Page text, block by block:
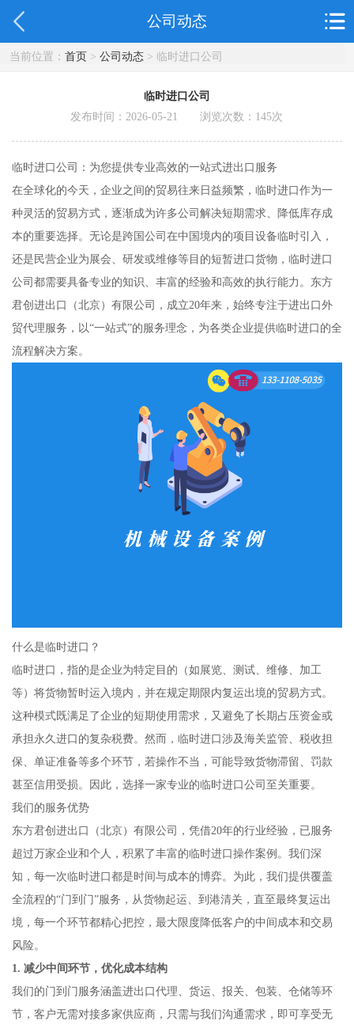
公司动态
当前位置： 首页> 公司动态> 临时进口公司
临时进口公司
发布时间：2026-05-21 浏览次数： 145次
临时进口公司：为您提供专业高效的一站式进出口服务
在全球化的今天，企业之间的贸易往来日益频繁，临时进口作为一
种灵活的贸易方式，逐渐成为许多公司解决短期需求、降低库存成
本的重要选择。无论是跨国公司在中国境内的项目设备临时引入，
还是民营企业为展会、研发或维修等目的短暂进口货物，临时进口
公司都需要具备专业的知识、丰富的经验和高效的执行能力。东方
君创进出口（北京）有限公司，成立20年来，始终专注于进出口外
贸代理服务，以“一站式”的服务理念，为各类企业提供临时进口的全
流程解决方案。
什么是临时进口？
临时进口，指的是企业为特定目的（如展览、测试、维修、加工
等）将货物暂时运入境内，并在规定期限内复运出境的贸易方式。
这种模式既满足了企业的短期使用需求，又避免了长期占压资金或
承担永久进口的复杂税费。然而，临时进口涉及海关监管、税收担
保、单证准备等多个环节，若操作不当，可能导致货物滞留、罚款
甚至信用受损。因此，选择一家专业的临时进口公司至关重要。
我们的服务优势
东方君创进出口（北京）有限公司，凭借20年的行业经验，已服务
超过万家企业和个人，积累了丰富的临时进口操作案例。我们深
知，每一次临时进口都是时间与成本的博弈。为此，我们提供覆盖
全流程的“门到门”服务，从货物起运、到港清关，直至最终复运出
境，每一个环节都精心把控，最大限度降低客户的中间成本和交易
风险。
1. 减少中间环节，优化成本结构
我们的门到门服务涵盖进出口代理、货运、报关、包装、仓储等环
节，客户无需对接多家供应商，只需与我们沟通需求，即可享受无